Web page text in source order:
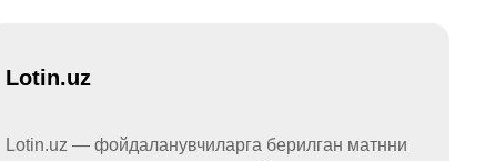
Lotin.uz
Lotin.uz — фойдаланувчиларга берилган матнни